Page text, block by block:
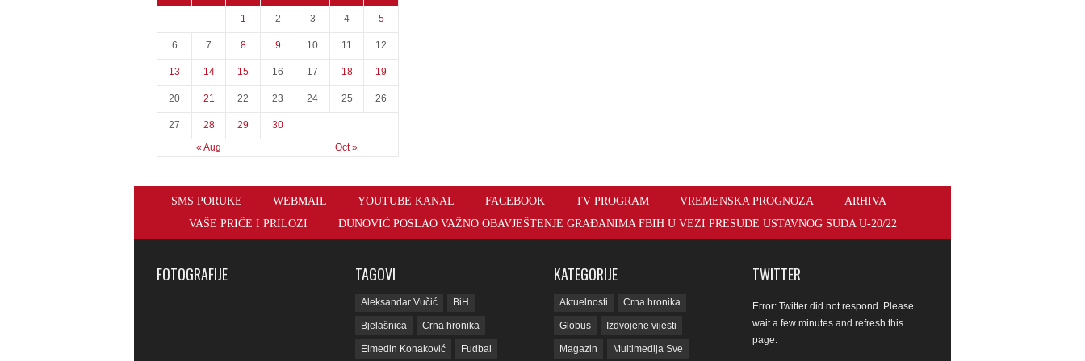
« Aug Oct »
1 2 3 4 5
6 7 8 9 10 11 12
13 14 15 16 17 18 19
20 21 22 23 24 25 26
27 28 29 30
SMS PORUKE WEBMAIL YOUTUBE KANAL FACEBOOK TV PROGRAM VREMENSKA PROGNOZA
ARHIVA
VAŠE PRIČE I PRILOZI
DUNOVIĆ POSLAO VAŽNO OBAVJEŠTENJE GRAĐANIMA FBIH U VEZI PRESUDE USTAVNOG SUDA U-20/22
FOTOGRAFIJE TAGOVI
Aleksandar Vučić BiH
Bjelašnica Crna hronika
Elmedin Konaković Fudbal
KATEGORIJE
Aktuelnosti Crna hronika
Globus Izdvojene vijesti
Magazin Multimedija Sve
TWITTER
Error: Twitter did not respond. Please
wait a few minutes and refresh this
page.